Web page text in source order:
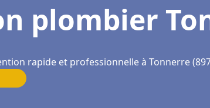
plombier
rapide et professionnelle à Tonnerre